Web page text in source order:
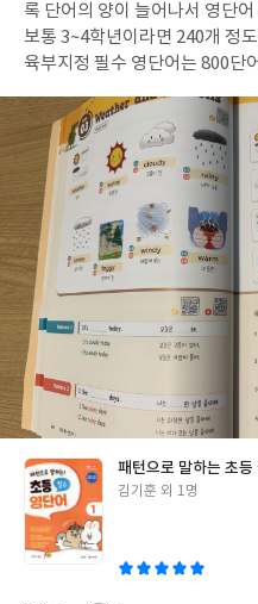
록 단어의 양이 늘어나서 영단
보통 3~4학년이라면 240개 정
육부지정 필수 영단어는 800단
는 비상교육의 완자(단계별로
좋아서/성취감) 로 고르고 요새
을 수 있으니 편하더라구요 둘째는 아직은 저학년(?) 이니 쎄듀 영
어교육센터에서 나온 패턴으로
정했요 세이펜으로 듣기 학습 바로 할 수 있게 나온 교재라 스스로
공부할 수 있게 이 책을 선택했네요 구성이나 다루는 단어들
와 너무 동떨어지지 않아서 좋
는건 재밌게 했어요. 매일 조금
요.
패턴으로 말하는 초
글
김기훈 외 1명